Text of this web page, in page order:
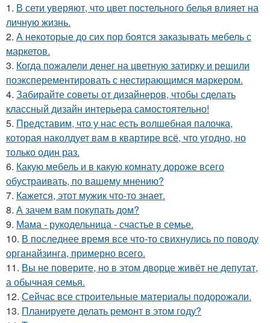
1. В сети уверяют, что цвет постельного белья влияет на
личную жизнь.
2. А некоторые до сих пор боятся заказывать мебель с
маркетов.
3. Когда пожалели денег на цветную затирку и решили
поэксперементировать с нестирающимся маркером.
4. Забирайте советы от дизайнеров, чтобы сделать
классный дизайн интерьера самостоятельно!
5. Представим, что у нас есть волшебная палочка,
которая наколдует вам в квартире всё, что угодно, но
только один раз.
6. Какую мебель и в какую комнату дороже всего
обустраивать, по вашему мнению?
7. Кажется, этот мужик что-то знает.
8. А зачем вам покупать дом?
9. Мама - рукодельница - счастье в семье.
10. В последнее время все что-то свихнулись по поводу
органайзинга, примерно всего.
11. Вы не поверите, но в этом дворце живёт не депутат,
а обычная семья.
12. Сейчас все строительные материалы подорожали.
13. Планируете делать ремонт в этом году?